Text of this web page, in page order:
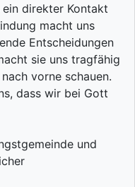
direkter Kontakt
macht uns
Entscheidungen
sie uns tragfähig
vorne schauen.
dass wir bei Gott
und